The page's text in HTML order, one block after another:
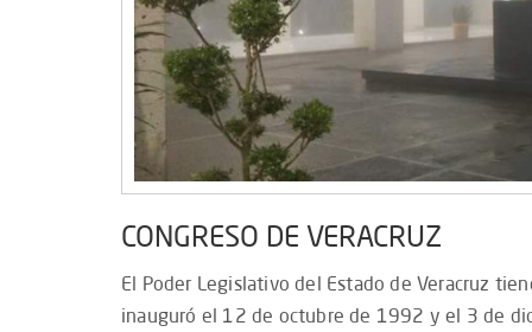
CONGRESO DE VERACRUZ
El Poder Legislativo del Estado de Veracruz
inauguró el 12 de octubre de 1992 y el 3 de